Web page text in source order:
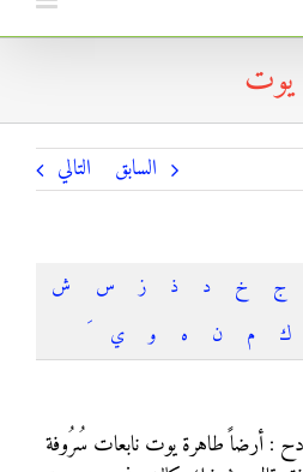
يوت
السابق التالي
ج خ د ذ ز س
ش
ك م ن ه و ي
: أرضاً طاهرة يوت نابعات سُرُوفة